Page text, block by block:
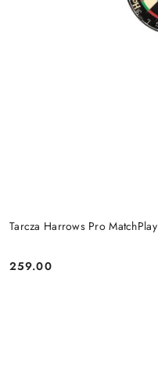
Tarcza Harrows Pro MatchPlay
Cena:
259.00